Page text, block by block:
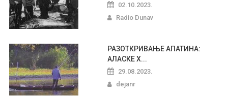
02.10.2023.
Radio Dunav
РАЗОТКРИВАЊЕ АПАТИНА:
АЛАСКЕ Х...
29.08.2023.
dejanr